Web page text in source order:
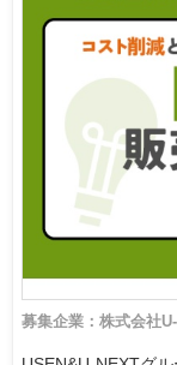
募集企業：株式会社